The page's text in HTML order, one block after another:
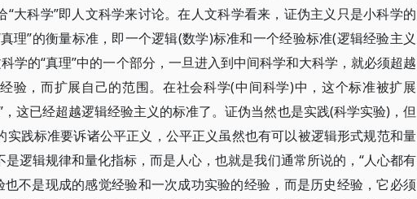
大科学”即人文科学来讨论。在人文科学看来，证伪主义只是小科学的
理”的衡量标准，即一个逻辑(数学)标准和一个经验标准(逻辑经验主义
的“真理”中的一个部分，一旦进入到中间科学和大科学，就必须超越
验，而扩展自己的范围。在社会科学(中间科学)中，这个标准被扩展
这已经超越逻辑经验主义的标准了。证伪当然也是实践(科学实验)，但
实践标准要诉诸公平正义，公平正义虽然也有可以被逻辑形式规范和量
逻辑规律和量化指标，而是人心，也就是我们通常所说的，“人心都有
不是现成的感觉经验和一次成功实验的经验，而是历史经验，它必须